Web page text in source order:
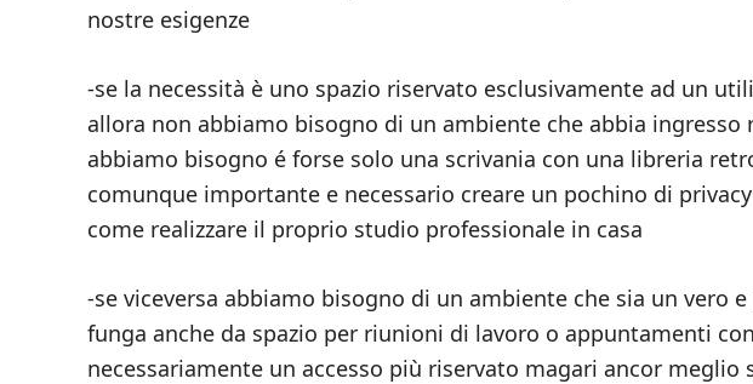
nostre esigenze
-se la necessità è uno spazio riservato esclusivamente ad un
allora non abbiamo bisogno di un ambiente che abbia ingresso
abbiamo bisogno é forse solo una scrivania con una libreria
comunque importante e necessario creare un pochino di
come realizzare il proprio studio professionale in casa
-se viceversa abbiamo bisogno di un ambiente che sia un vero
funga anche da spazio per riunioni di lavoro o appuntamenti
necessariamente un accesso più riservato magari ancor meglio